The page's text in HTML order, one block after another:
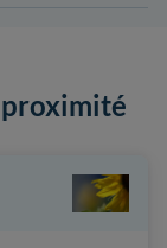
proximité